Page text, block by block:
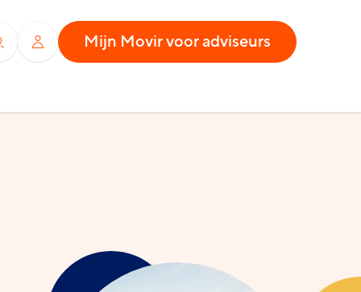
InloggenMijn Movir voor adviseurs